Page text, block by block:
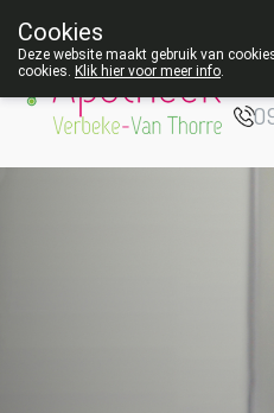
-
Cookies
Deze website maakt gebruik van
cookies. Klik hier voor meer info.